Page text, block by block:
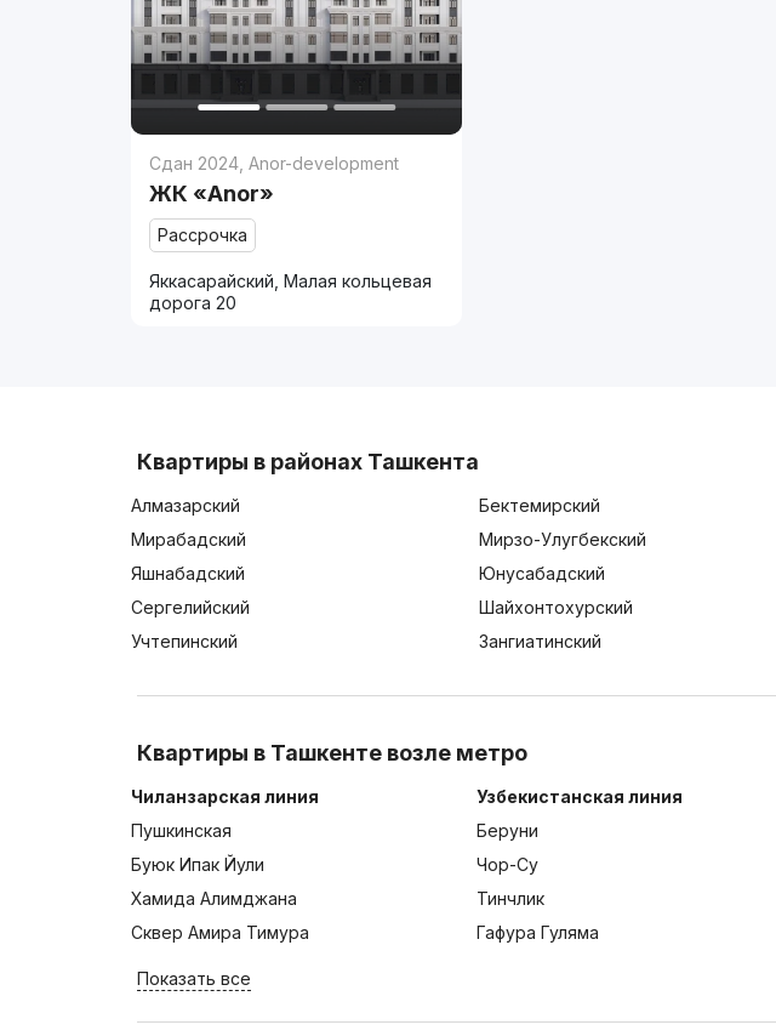
Сдан 2024 ,Anor-development
ЖК «Anor»
Рассрочка
Яккасарайский, Малая кольцевая
дорога 20
Квартиры в районах Ташкента
Алмазарский Бектемирский
Мирабадский
Мирзо-Улугбекский
Яшнабадский
Юнусабадский
Сергелийский
Шайхонтохурский
Учтепинский
Зангиатинский
Квартиры в Ташкенте возле метро
Чиланзарская линия
Пушкинская
Буюк Ипак Йули
Хамида Алимджана
Сквер Амира Тимура
Узбекистанская линия
Беруни
Чор-Су
Тинчлик
Гафура Гуляма
Показать все